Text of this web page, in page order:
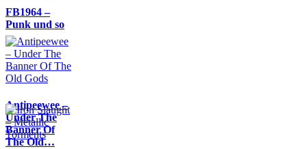
FB1964 –
Punk und so
Antipeewee –
Under The
Banner Of
The Old…